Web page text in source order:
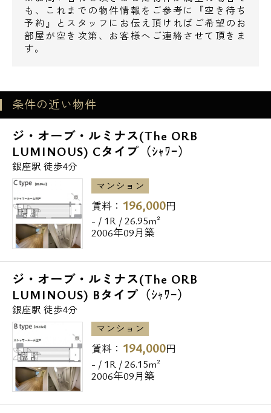
も、これまでの物件情報をご参考に『空き待ち
予約』とスタッフにお伝え頂ければご希望のお
部屋が空き次第、お客様へご連絡させて頂きま
す。
条件の近い物件
ジ・オーブ・ルミナス(The ORB
LUMINOUS) Cタイプ（ｼｬﾜｰ）
銀座駅 徒歩4分
マンション
賃料： 196,000円
- / 1R / 26.95m²
2006年09月築
ジ・オーブ・ルミナス(The ORB
LUMINOUS) Bタイプ（ｼｬﾜｰ）
銀座駅 徒歩4分
マンション
賃料： 194,000円
- / 1R / 26.15m²
2006年09月築